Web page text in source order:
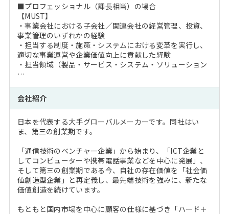
■プロフェッショナル（課長相当）の場合
【MUST】
・事業会社における子会社／関連会社の経営管理、投資、
事業管理のいずれかの経験
・担当する制度・施策・システムにおける変革を実行し、
適切な事業運営や企業価値向上に貢献した経験
・担当領域（製品・サービス・システム・ソリューション
…
会社紹介
日本を代表する大手グローバルメーカーです。同社はい
ま、第三の創業期です。
「通信技術のベンチャー企業」から始まり、「ICT企業と
してコンピューターや携帯電話事業などを中心に発展」、
そして第三の創業期である今、自社の存在価値を「社会価
値創造型企業」と再定義し、最先端技術を強みに、新たな
価値創造を続けています。
もともと国内市場を中心に顧客の仕様に基づき「ハード＋